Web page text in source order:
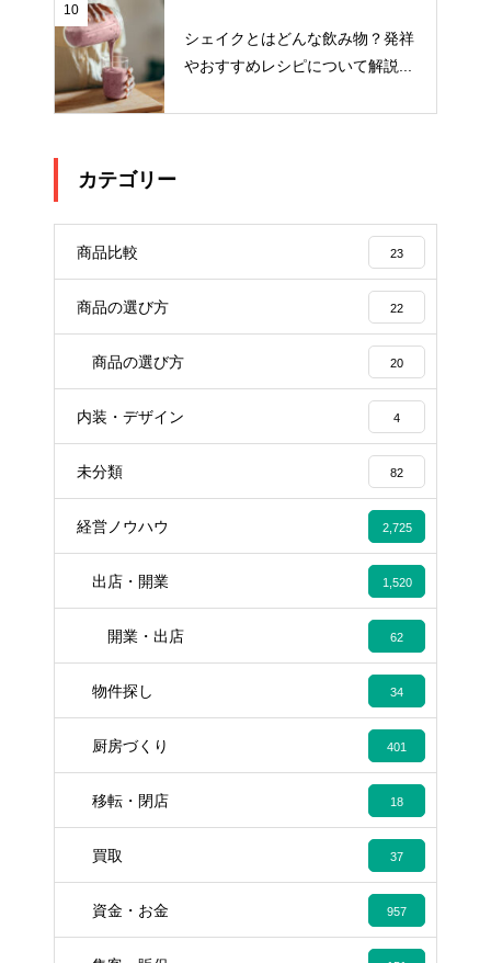
10
シェイクとはどんな飲み物？発祥
やおすすめレシピについて解説...
カテゴリー
商品比較 23
商品の選び方 22
商品の選び方 20
内装・デザイン 4
未分類 82
経営ノウハウ 2,725
出店・開業 1,520
開業・出店 62
物件探し 34
厨房づくり 401
移転・閉店 18
買取 37
資金・お金 957